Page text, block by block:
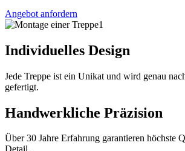
Angebot anfordern
Individuelles Design
Jede Treppe ist ein Unikat und wird genau
gefertigt.
Handwerkliche Präzision
Über 30 Jahre Erfahrung garantieren höchste